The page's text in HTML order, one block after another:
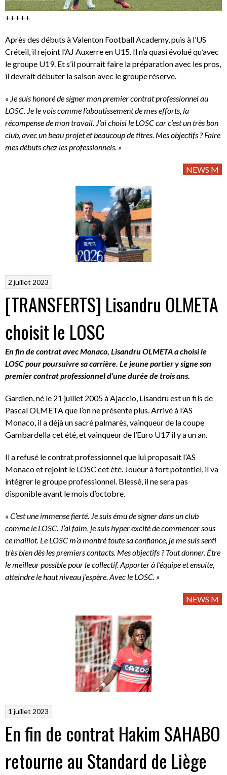
+++++
Après des débuts à Valenton Football Academy, puis à l’US
Créteil, il rejoint l’AJ Auxerre en U15. Il n’a quasi évolué qu’avec
le groupe U19. Et s’il pourrait faire la préparation avec les pros,
il devrait débuter la saison avec le groupe réserve.
« Je suis honoré de signer mon premier contrat professionnel au
LOSC. Je le vois comme l’aboutissement de mes efforts, la
récompense de mon travail. J’ai choisi le LOSC car c’est un très bon
club, avec un beau projet et beaucoup de titres. Mes objectifs ? Faire
mes débuts chez les professionnels. »
NEWS M
2 juillet 2023
[TRANSFERTS] Lisandru OLMETA
choisit le LOSC
En fin de contrat avec Monaco, Lisandru OLMETA a choisi le
LOSC pour poursuivre sa carrière. Le jeune portier y signe son
premier contrat professionnel d’une durée de trois ans.
Gardien, né le 21 juillet 2005 à Ajaccio, Lisandru est un fils de
Pascal OLMETA que l’on ne présente plus. Arrivé à l’AS
Monaco, il a déjà un sacré palmarès, vainqueur de la coupe
Gambardella cet été, et vainqueur de l’Euro U17 il y a un an.
Il a refusé le contrat professionnel que lui proposait l’AS
Monaco et rejoint le LOSC cet été. Joueur à fort potentiel, il va
intégrer le groupe professionnel. Blessé, il ne sera pas
disponible avant le mois d’octobre.
« C’est une immense fierté. Je suis ému de signer dans un club
comme le LOSC. J’ai faim, je suis hyper excité de commencer sous
ce maillot. Le LOSC m’a montré toute sa confiance, je me suis senti
très bien dès les premiers contacts. Mes objectifs ? Tout donner. Être
le meilleur possible pour le collectif. Apporter à l’équipe et ensuite,
atteindre le haut niveau j’espère. Avec le LOSC. »
NEWS M
1 juillet 2023
En fin de contrat Hakim SAHABO
retourne au Standard de Liège